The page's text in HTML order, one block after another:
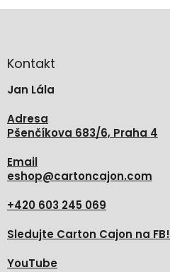
aKontakt
Jan Lála
Adresa
Pšenčíkova 683/6, Praha 4
Email
eshop@cartoncajon.com
+420 603 245 069
Sledujte Carton Cajon na FB!
YouTube